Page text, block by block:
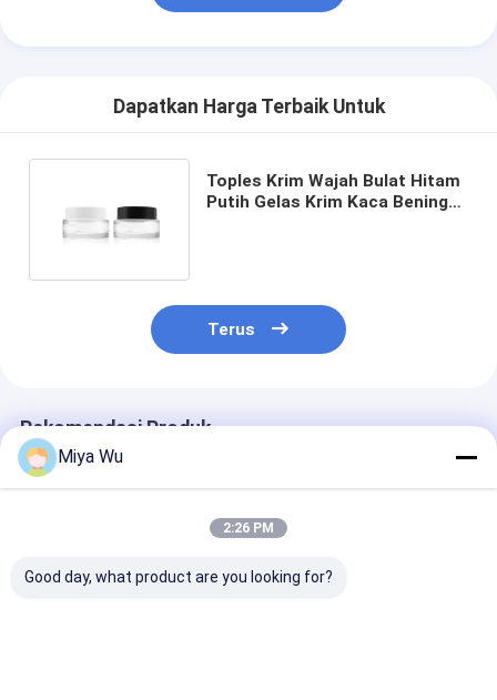
Dapatkan Harga Terbaik Untuk
Toples Krim Wajah Bulat Hitam
Putih Gelas Krim Kaca Bening
Terus
Rekomendasi Produk
Miya Wu
2:26 PM
Good day, what product are you looking for?